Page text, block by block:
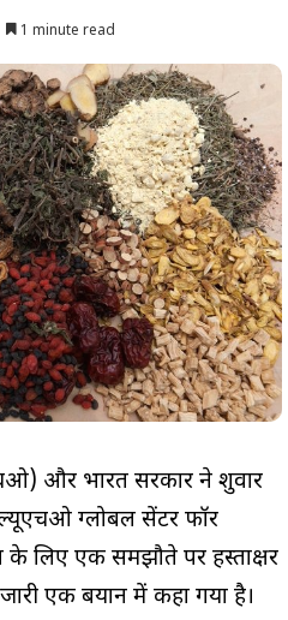
1 minute read
और भारत सरकार ने शुक्रवार
ग्लोबल सेंटर फॉर
के लिए एक समझौते पर हस्ताक्षर
जारी एक बयान में कहा गया है।